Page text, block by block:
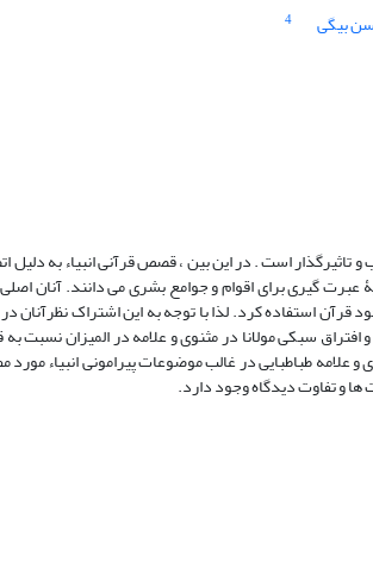
بیگی
4
است . در این بین ، قصص قرآنی انبیاء به دلیل
عبرت گیری برای اقوام و جوامع بشری می دانند. آنان
قرآن استفاده کرد. لذا با توجه به این اشتراک نظرآنان
سبکی مولانا در مثنوی و علامه در المیزان نسبت
علامه طباطبایی در غالب موضوعات پیرامونی انبیاء
و تفاوت دیدگاه وجود دارد.